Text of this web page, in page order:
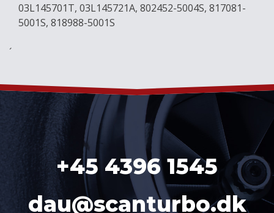
03L145701T, 03L145721A, 802452-5004S, 817081-
5001S, 818988-5001S
´
+45 4396 1545
dau@scanturbo.dk